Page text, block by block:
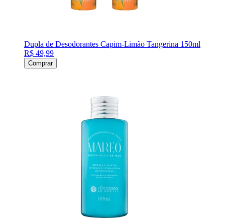
Dupla de Desodorantes Capim-Limão Tangerina 150ml
R$ 49,99
Comprar